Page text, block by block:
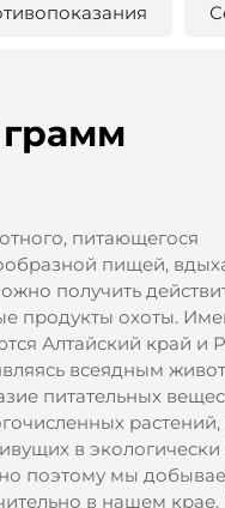
питающегося
пищей,
получить
продукты охоты.
Алтайский край и
всеядным
питательных
в экологически
поэтому мы
в нашем